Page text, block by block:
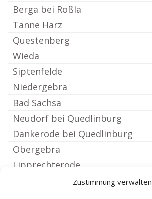
Zustimmung verwalten
Berga bei Roßla
Tanne Harz
Questenberg
Wieda
Siptenfelde
Niedergebra
Bad Sachsa
Neudorf bei Quedlinburg
Dankerode bei Quedlinburg
Obergebra
Lipprechterode